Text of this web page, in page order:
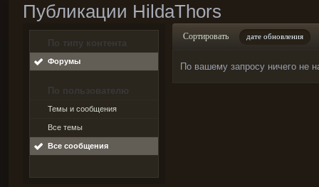
Публикации HildaThors
По типу контента
Форумы
По пользователю
Темы и сообщения
Все темы
Все сообщения
Сортировать дате обновления
По вашему запросу ничего не